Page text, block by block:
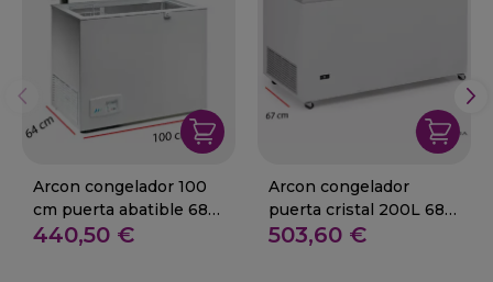
Arcon congelador 100
cm puerta abatible 68-
COH-320-FM
440,50 €
Arcon congelador
puerta cristal 200L 68-
CE-220-TC
503,60 €